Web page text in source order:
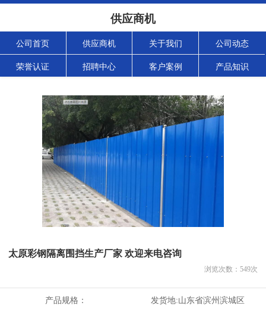
供应商机
公司首页 供应商机 关于我们 公司动态
荣誉认证 招聘中心 客户案例 产品知识
太原彩钢隔离围挡生产厂家 欢迎来电咨询
浏览次数： 549次
产品规格： 发货地:山东省滨州滨城区